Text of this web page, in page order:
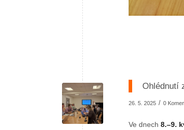
Ohlédnutí
26. 5. 2025 / 0
Ve dnech 8.–9.